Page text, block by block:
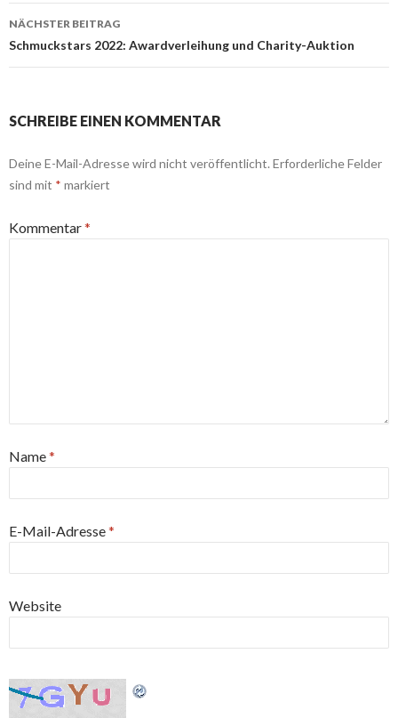
NÄCHSTER BEITRAG
Schmuckstars 2022: Awardverleihung und Charity-Auktion
SCHREIBE EINEN KOMMENTAR
Deine E-Mail-Adresse wird nicht veröffentlicht. Erforderliche Felder
sind mit * markiert
Kommentar*
Name*
E-Mail-Adresse*
Website